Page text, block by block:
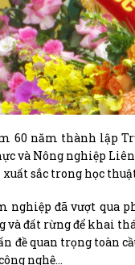
60 năm thành lập
và Nông nghiệp
sắc trong học
nghiệp đã vượt qua
và đất rừng để khai
đề quan trọng toàn
nghệ…